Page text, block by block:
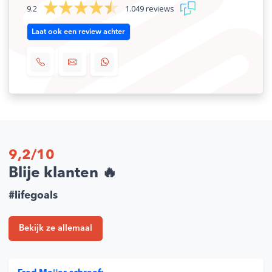
SKU
EAN
9.2 1.049 reviews
Laat ook een review achter
9,2/10
Blije klanten 🔥
#lifegoals
Bekijk ze allemaal